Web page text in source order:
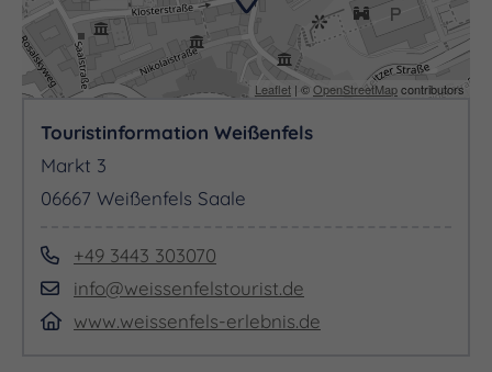
Leaflet | ©OpenStreetMapcontributors
Touristinformation Weißenfels
Markt 3
06667 Weißenfels Saale
+49 3443 303070
info@weissenfelstourist.de
www.weissenfels-erlebnis.de